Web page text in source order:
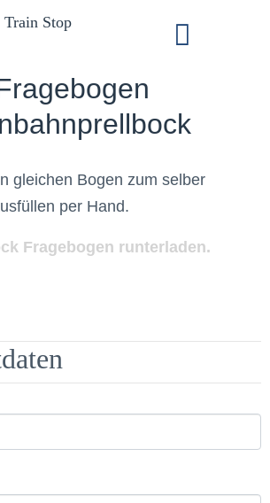
gleichen Bogen zum selber
per Hand.
Fragebogen runterladen.